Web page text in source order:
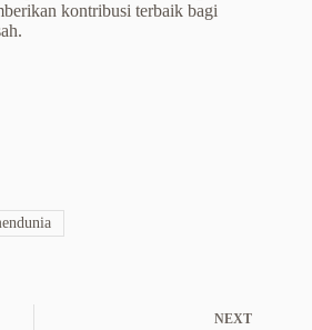
kontribusi terbaik bagi
NEXT